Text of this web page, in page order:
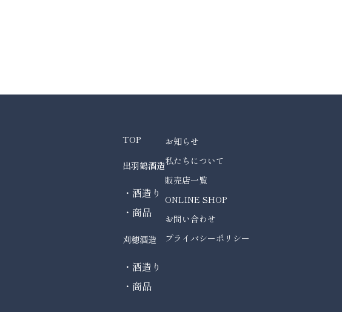
TOP
出羽鶴酒造
・酒造り
・商品
刈穂酒造
・酒造り
・商品
お知らせ
私たちについて
販売店一覧
ONLINE SHOP
お問い合わせ
プライバシーポリシー